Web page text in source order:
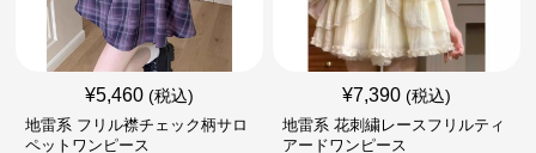
¥5,460 (税込)
地雷系 フリル襟チェック柄サロ
ペットワンピース
¥7,390 (税込)
地雷系 花刺繍レースフリルティ
アードワンピース